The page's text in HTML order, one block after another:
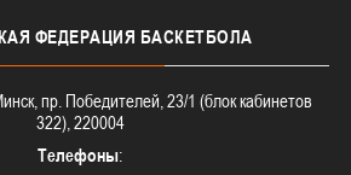
ФЕДЕРАЦИЯ БАСКЕТБОЛА
пр. Победителей, 23/1 (блок кабинетов
322), 220004
Телефоны: